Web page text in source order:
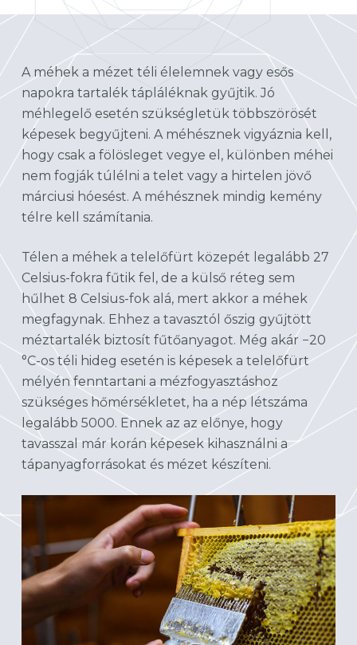
A méhek a mézet téli élelemnek vagy esős
napokra tartalék tápláléknak gyűjtik. Jó
méhlegelő esetén szükségletük többszörösét
képesek begyűjteni. A méhésznek vigyáznia kell,
hogy csak a fölösleget vegye el, különben méhei
nem fogják túlélni a telet vagy a hirtelen jövő
márciusi hóesést. A méhésznek mindig kemény
télre kell számítania.
Télen a méhek a telelőfürt közepét legalább 27
Celsius-fokra fűtik fel, de a külső réteg sem
hűlhet 8 Celsius-fok alá, mert akkor a méhek
megfagynak. Ehhez a tavasztól őszig gyűjtött
méztartalék biztosít fűtőanyagot. Még akár −20
°C-os téli hideg esetén is képesek a telelőfürt
mélyén fenntartani a mézfogyasztáshoz
szükséges hőmérsékletet, ha a nép létszáma
legalább 5000. Ennek az az előnye, hogy
tavasszal már korán képesek kihasználni a
tápanyagforrásokat és mézet készíteni.